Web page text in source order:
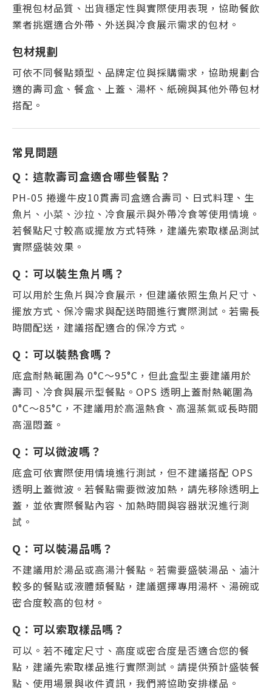
重視包材品質、出貨穩定性與實際使用表現，協助餐飲
業者挑選適合外帶、外送與冷食展示需求的包材。
包材規劃
可依不同餐點類型、品牌定位與採購需求，協助規劃合
適的壽司盒、餐盒、上蓋、湯杯、紙碗與其他外帶包材
搭配。
常見問題
Q：這款壽司盒適合哪些餐點？
PH-05 捲邊牛皮10貫壽司盒適合壽司、日式料理、生
魚片、小菜、沙拉、冷食展示與外帶冷食等使用情境。
若餐點尺寸較高或擺放方式特殊，建議先索取樣品測試
實際盛裝效果。
Q：可以裝生魚片嗎？
可以用於生魚片與冷食展示，但建議依照生魚片尺寸、
擺放方式、保冷需求與配送時間進行實際測試。若需長
時間配送，建議搭配適合的保冷方式。
Q：可以裝熱食嗎？
底盒耐熱範圍為 0°C～95°C，但此盒型主要建議用於
壽司、冷食與展示型餐點。OPS 透明上蓋耐熱範圍為
0°C～85°C，不建議用於高溫熱食、高溫蒸氣或長時間
高溫悶蓋。
Q：可以微波嗎？
底盒可依實際使用情境進行測試，但不建議搭配 OPS
透明上蓋微波。若餐點需要微波加熱，請先移除透明上
蓋，並依實際餐點內容、加熱時間與容器狀況進行測
試。
Q：可以裝湯品嗎？
不建議用於湯品或高湯汁餐點。若需要盛裝湯品、滷汁
較多的餐點或液體類餐點，建議選擇專用湯杯、湯碗或
密合度較高的包材。
Q：可以索取樣品嗎？
可以。若不確定尺寸、高度或密合度是否適合您的餐
點，建議先索取樣品進行實際測試。請提供預計盛裝餐
點、使用場景與收件資訊，我們將協助安排樣品。